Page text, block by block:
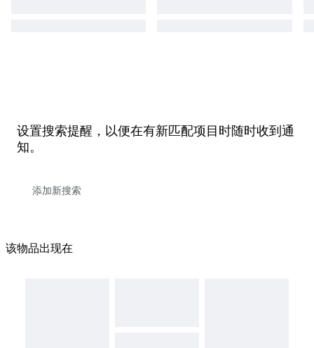
设置搜索提醒，以便在有新匹配项目时随时收到通
知。
该物品出现在